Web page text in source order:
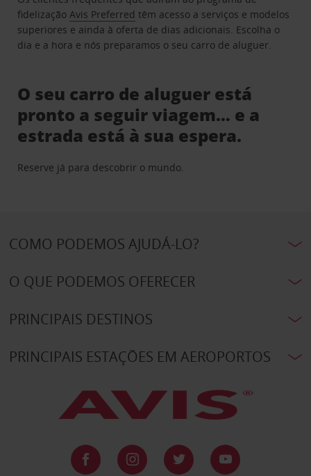
fidelizaçãoAvis Preferred têm acesso a serviços e modelos
superiores e ainda à oferta de dias adicionais. Escolha o
dia e a hora e nós preparamos o seu carro de aluguer.
O seu carro de aluguer está
pronto a seguir viagem… e a
estrada está à sua espera.
Reserve já para descobrir o mundo.
COMO PODEMOS AJUDÁ-LO?
O QUE PODEMOS OFERECER
PRINCIPAIS DESTINOS
PRINCIPAIS ESTAÇÕES EM AEROPORTOS